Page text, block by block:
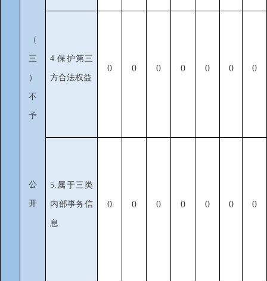
（
三
）
不
予
公
开
4.保护第三
方合法权益
0 0 0 0 0 0 0
5.属于三类
内部事务信
息
0 0 0 0 0 0 0